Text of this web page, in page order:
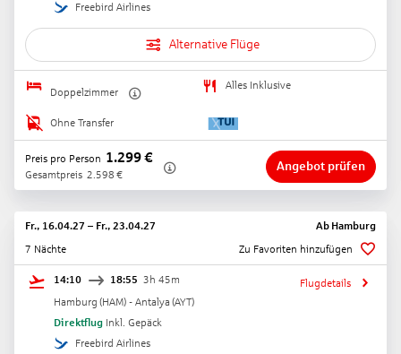
Freebird Airlines
Alternative Flüge
Doppelzimmer
Alles Inklusive
Ohne Transfer
Preis pro Person 1.299€
Gesamtpreis 2.598 €
Angebot prüfen
Fr., 16.04.27 – Fr., 23.04.27 Ab Hamburg
7 Nächte
Zu Favoriten hinzufügen
14:10 18:55 3h 45m
Hamburg (HAM) - Antalya (AYT)
Direktflug Inkl. Gepäck
Freebird Airlines
Flugdetails